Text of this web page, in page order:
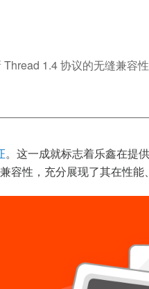
1.4 协议的无缝兼容
。这一成就标志着乐鑫在提
容性，充分展现了其在性能